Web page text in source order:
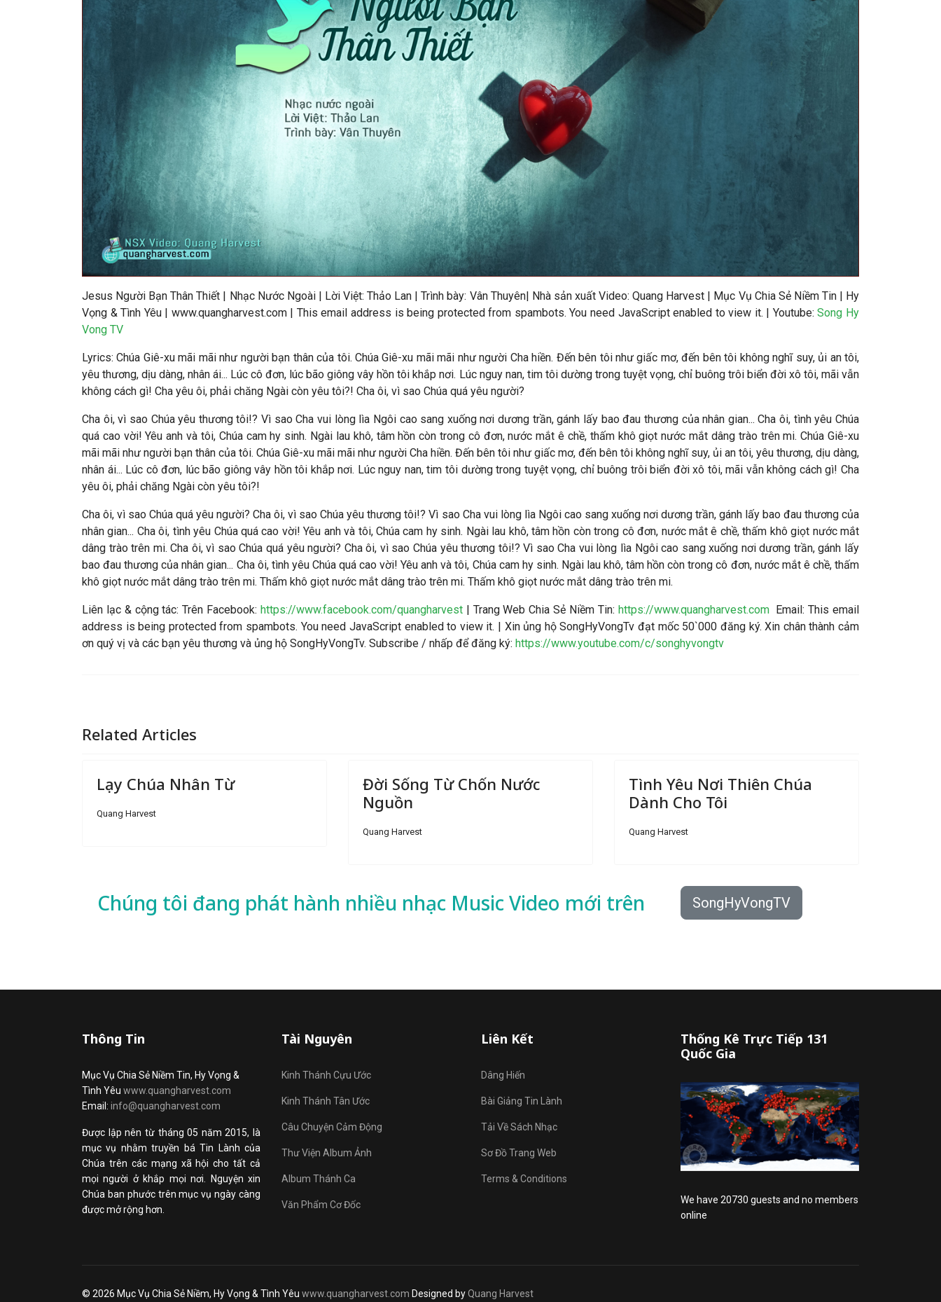
Jesus Người Bạn Thân Thiết Nhạc Nước Ngoài | Lời Việt: Thảo Lan |Trình bày: Vân Thuyên| Nhà sản xuất Video: Quang Harvest | Mục Vụ Chia Sẻ Niềm Tin | Hy
Vọng & Tình Yêu | www.quangharvest.com | This email address is being protected from spambots. You need JavaScript enabled to view it. | Youtube:Song Hy
Vong TV
Lyrics: Chúa Giê-xu mãi mãi như người bạn thân của tôi. Chúa Giê-xu mãi mãi như người Cha hiền. Đến bên tôi như giấc mơ, đến bên tôi không nghĩ suy, ủi an tôi,
yêu thương, dịu dàng, nhân ái... Lúc cô đơn, lúc bão giông vây hồn tôi khắp nơi. Lúc nguy nan, tim tôi dường trong tuyệt vọng, chỉ buông trôi biển đời xô tôi, mãi vẫn
không cách gì! Cha yêu ôi, phải chăng Ngài còn yêu tôi?! Cha ôi, vì sao Chúa quá yêu người?
Cha ôi, vì sao Chúa yêu thương tôi!? Vì sao Cha vui lòng lìa Ngôi cao sang xuống nơi dương trần, gánh lấy bao đau thương của nhân gian... Cha ôi, tình yêu Chúa
quá cao vời! Yêu anh và tôi, Chúa cam hy sinh. Ngài lau khô, tâm hồn còn trong cô đơn, nước mắt ê chề, thấm khô giọt nước mắt dâng trào trên mi. Chúa Giê-xu
mãi mãi như người bạn thân của tôi. Chúa Giê-xu mãi mãi như người Cha hiền. Đến bên tôi như giấc mơ, đến bên tôi không nghĩ suy, ủi an tôi, yêu thương, dịu dàng,
nhân ái... Lúc cô đơn, lúc bão giông vây hồn tôi khắp nơi. Lúc nguy nan, tim tôi dường trong tuyệt vọng, chỉ buông trôi biển đời xô tôi, mãi vẫn không cách gì! Cha
yêu ôi, phải chăng Ngài còn yêu tôi?!
Cha ôi, vì sao Chúa quá yêu người? Cha ôi, vì sao Chúa yêu thương tôi!? Vì sao Cha vui lòng lìa Ngôi cao sang xuống nơi dương trần, gánh lấy bao đau thương của
nhân gian... Cha ôi, tình yêu Chúa quá cao vời! Yêu anh và tôi, Chúa cam hy sinh. Ngài lau khô, tâm hồn còn trong cô đơn, nước mắt ê chề, thấm khô giọt nước mắt
dâng trào trên mi. Cha ôi, vì sao Chúa quá yêu người? Cha ôi, vì sao Chúa yêu thương tôi!? Vì sao Cha vui lòng lìa Ngôi cao sang xuống nơi dương trần, gánh lấy
bao đau thương của nhân gian... Cha ôi, tình yêu Chúa quá cao vời! Yêu anh và tôi, Chúa cam hy sinh. Ngài lau khô, tâm hồn còn trong cô đơn, nước mắt ê chề, thấm
khô giọt nước mắt dâng trào trên mi. Thấm khô giọt nước mắt dâng trào trên mi. Thấm khô giọt nước mắt dâng trào trên mi.
Liên lạc & cộng tác: Trên Facebook: https://www.facebook.com/quangharvest| Trang Web Chia Sẻ Niềm Tin: https://www.quangharvest.comEmail:This email
address is being protected from spambots. You need JavaScript enabled to view it. | Xin ủng hộ SongHyVongTv đạt mốc 50`000 đăng ký. Xin chân thành cảm
ơn quý vị và các bạn yêu thương và ủng hộ SongHyVongTv. Subscribe / nhấp để đăng ký: https://www.youtube.com/c/songhyvongtv
Related Articles
Lạy Chúa Nhân Từ
Quang Harvest
Đời Sống Từ Chốn Nước
Nguồn
Quang Harvest
Tình Yêu Nơi Thiên Chúa
Dành Cho Tôi
Quang Harvest
Chúng tôi đang phát hành nhiều nhạc Music Video mới trên SongHyVongTV
Thông Tin
Mục Vụ Chia Sẻ Niềm Tin, Hy Vọng &
Tình Yêu www.quangharvest.com
Email: info@quangharvest.com
Được lập nên từ tháng 05 năm 2015, là
mục vụ nhằm truyền bá Tin Lành của
Chúa trên các mạng xã hội cho tất cả
mọi người ở khắp mọi nơi. Nguyện xin
Chúa ban phước trên mục vụ ngày càng
được mở rộng hơn.
Tài Nguyên
Kinh Thánh Cựu Ước
Kinh Thánh Tân Ước
Câu Chuyện Cảm Động
Thư Viện Album Ảnh
Album Thánh Ca
Văn Phẩm Cơ Đốc
Liên Kết
Dâng Hiến
Bài Giảng Tin Lành
Tải Về Sách Nhạc
Sơ Đồ Trang Web
Terms & Conditions
Thống Kê Trực Tiếp 131
Quốc Gia
We have 20730 guests and no members
online
© 2026 Mục Vụ Chia Sẻ Niềm, Hy Vọng & Tình Yêu www.quangharvest.com Designed byQuang Harvest